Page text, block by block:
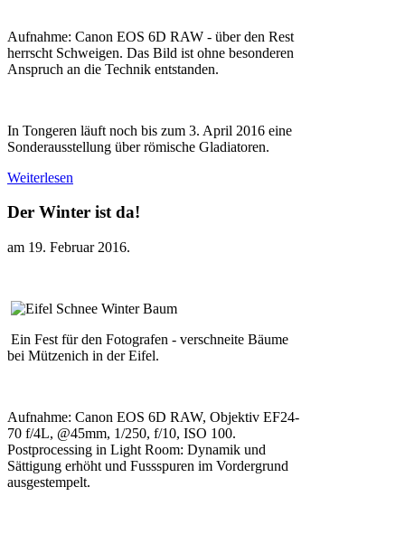
Aufnahme: Canon EOS 6D RAW - über den Rest
herrscht Schweigen. Das Bild ist ohne besonderen
Anspruch an die Technik entstanden.
In Tongeren läuft noch bis zum 3. April 2016 eine
Sonderausstellung über römische Gladiatoren.
Weiterlesen
Der Winter ist da!
am 19. Februar 2016.
Ein Fest für den Fotografen - verschneite Bäume
bei Mützenich in der Eifel.
Aufnahme: Canon EOS 6D RAW, Objektiv EF24-
70 f/4L, @45mm, 1/250, f/10, ISO 100.
Postprocessing in Light Room: Dynamik und
Sättigung erhöht und Fussspuren im Vordergrund
ausgestempelt.